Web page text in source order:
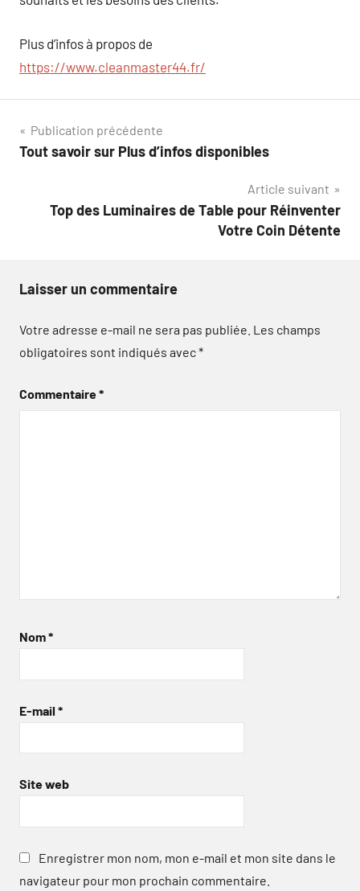
Plus d’infos à propos de
https://www.cleanmaster44.fr/
Navigation
de
Publication précédente
Tout savoir sur Plus d’infos disponibles
Article suivant
Top des Luminaires de Table pour Réinventer
Votre Coin Détente
Laisser un commentaire
Votre adresse e-mail ne sera pas publiée. Les champs
obligatoires sont indiqués avec*
Commentaire*
Nom*
E-mail *
Site web
Enregistrer mon nom, mon e-mail et mon site dans le
navigateur pour mon prochain commentaire.